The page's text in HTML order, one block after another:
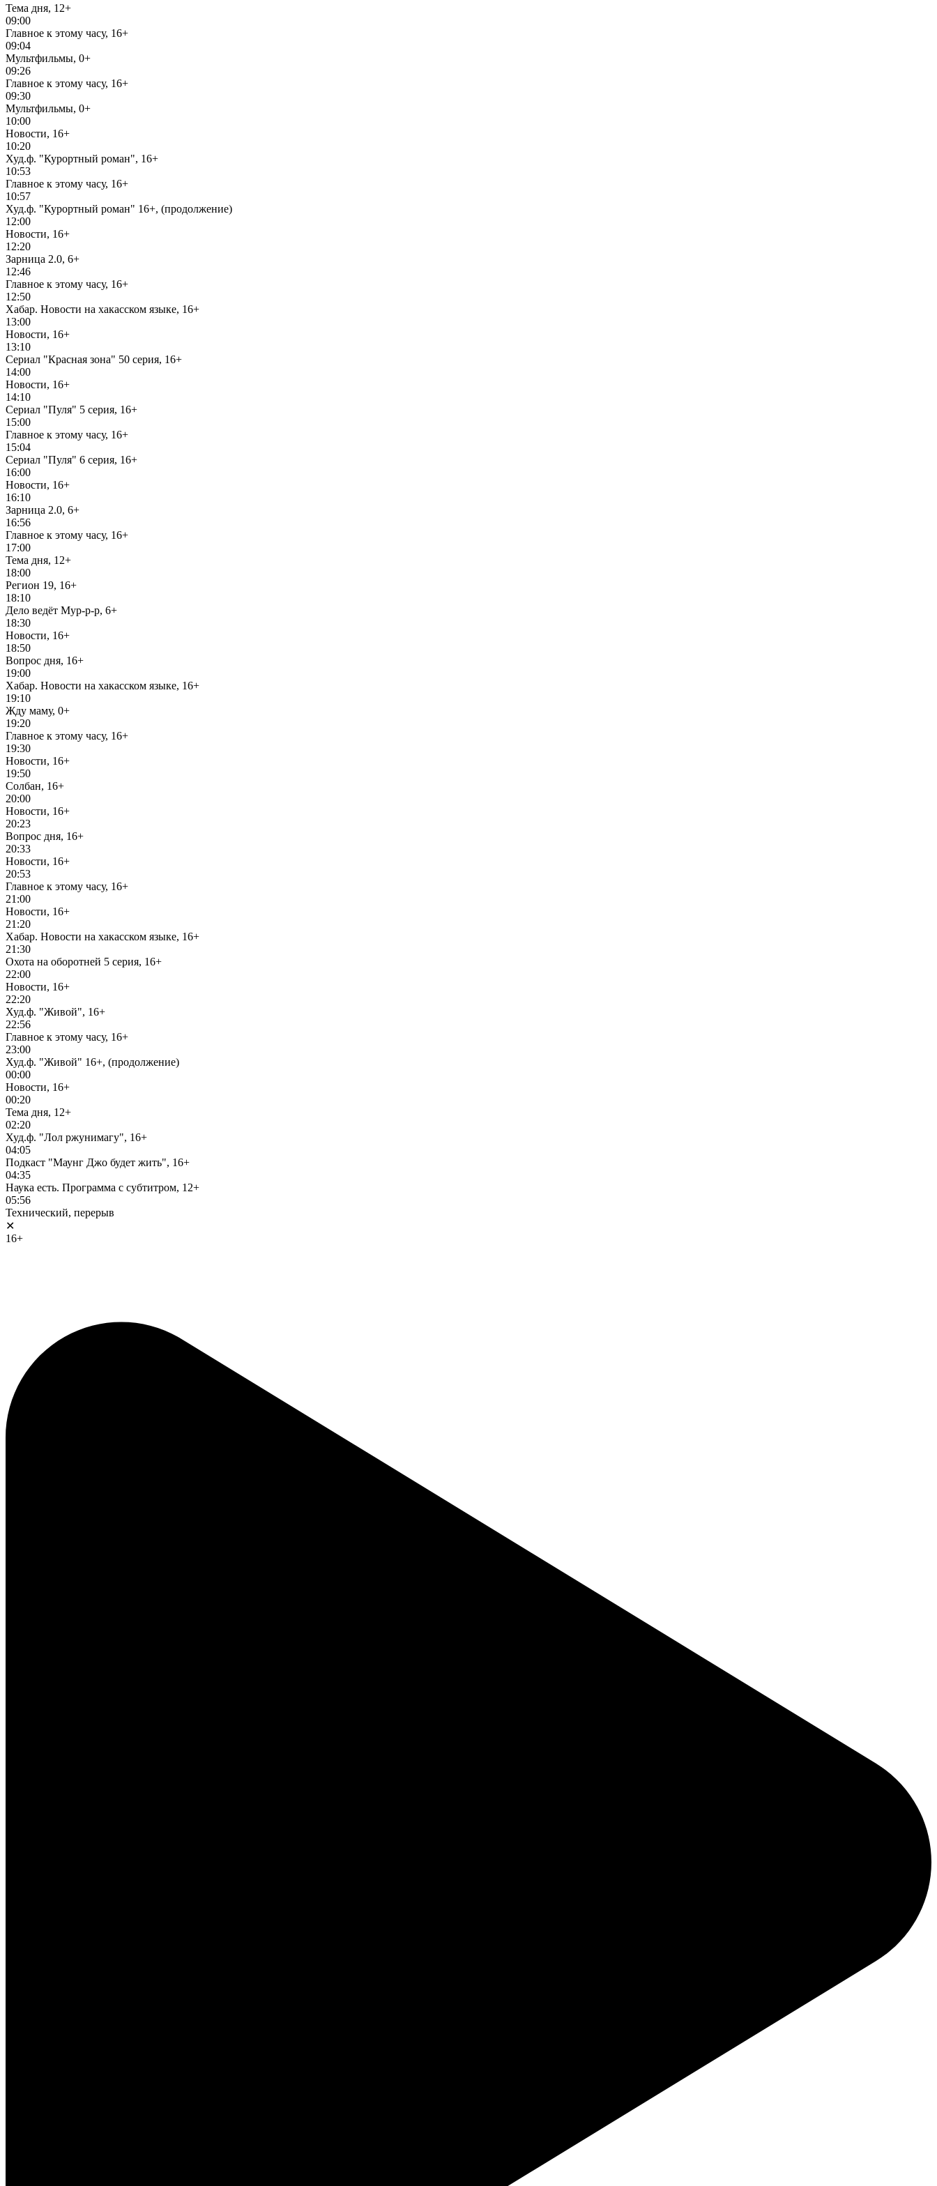
Тема дня, 12+
09:00
Главное к этому часу, 16+
09:04
Мультфильмы, 0+
09:26
Главное к этому часу, 16+
09:30
Мультфильмы, 0+
10:00
Новости, 16+
10:20
Худ.ф. "Курортный роман", 16+
10:53
Главное к этому часу, 16+
10:57
Худ.ф. "Курортный роман" 16+, (продолжение)
12:00
Новости, 16+
12:20
Зарница 2.0, 6+
12:46
Главное к этому часу, 16+
12:50
Хабар. Новости на хакасском языке, 16+
13:00
Новости, 16+
13:10
Сериал "Красная зона" 50 серия, 16+
14:00
Новости, 16+
14:10
Сериал "Пуля" 5 серия, 16+
15:00
Главное к этому часу, 16+
15:04
Сериал "Пуля" 6 серия, 16+
16:00
Новости, 16+
16:10
Зарница 2.0, 6+
16:56
Главное к этому часу, 16+
17:00
Тема дня, 12+
18:00
Регион 19, 16+
18:10
Дело ведёт Мур-р-р, 6+
18:30
Новости, 16+
18:50
Вопрос дня, 16+
19:00
Хабар. Новости на хакасском языке, 16+
19:10
Жду маму, 0+
19:20
Главное к этому часу, 16+
19:30
Новости, 16+
19:50
Солбан, 16+
20:00
Новости, 16+
20:23
Вопрос дня, 16+
20:33
Новости, 16+
20:53
Главное к этому часу, 16+
21:00
Новости, 16+
21:20
Хабар. Новости на хакасском языке, 16+
21:30
Охота на оборотней 5 серия, 16+
22:00
Новости, 16+
22:20
Худ.ф. "Живой", 16+
22:56
Главное к этому часу, 16+
23:00
Худ.ф. "Живой" 16+, (продолжение)
00:00
Новости, 16+
00:20
Тема дня, 12+
02:20
Худ.ф. "Лол ржунимагу", 16+
04:05
Подкаст "Маунг Джо будет жить", 16+
04:35
Наука есть. Программа с субтитром, 12+
05:56
Технический, перерыв
✕
16+